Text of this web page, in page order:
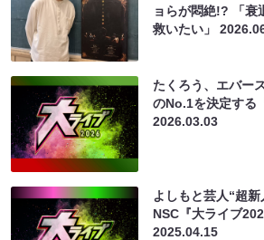
ョらが悶絶!? 「衰
救いたい」
たくろう、エバー
のNo.1を決定する
2026.03.03
よしもと芸人“超
NSC『大ライブ
2025.04.15